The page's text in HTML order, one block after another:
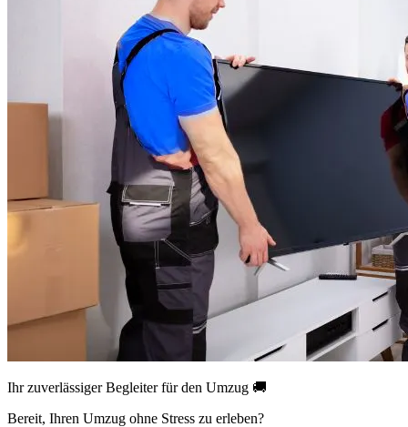
Ihr zuverlässiger Begleiter für den Umzug 🚚
Bereit, Ihren Umzug ohne Stress zu erleben?